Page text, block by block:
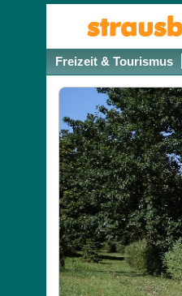
Freizeit & Tourismus